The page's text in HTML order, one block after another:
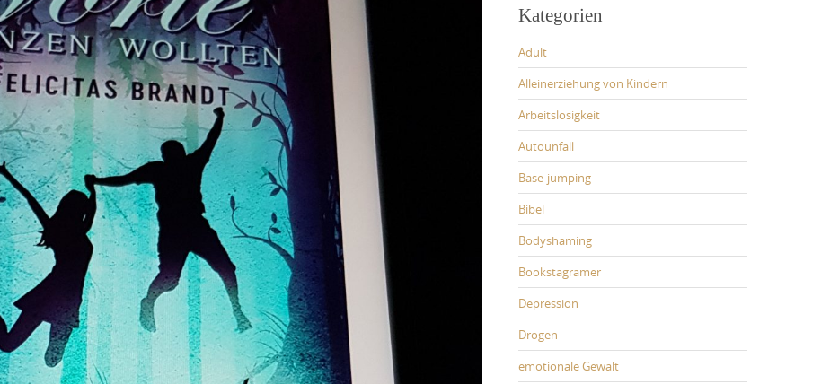
Kategorien
Adult
Alleinerziehung von Kindern
Arbeitslosigkeit
Autounfall
Base-jumping
Bibel
Bodyshaming
Bookstagramer
Depression
Drogen
emotionale Gewalt